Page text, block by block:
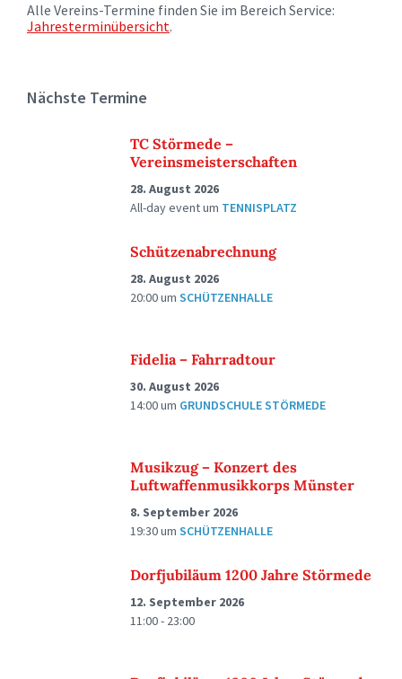
Alle Vereins-Termine finden Sie im Bereich Service:
Jahresterminübersicht.
Nächste Termine
TC Störmede –
Vereinsmeisterschaften
28. August 2026
All-day eventum TENNISPLATZ
Schützenabrechnung
28. August 2026
20:00um SCHÜTZENHALLE
Fidelia – Fahrradtour
30. August 2026
14:00um GRUNDSCHULE STÖRMEDE
Musikzug – Konzert des
Luftwaffenmusikkorps Münster
8. September 2026
19:30um SCHÜTZENHALLE
Dorfjubiläum 1200 Jahre Störmede
12. September 2026
11:00 - 23:00